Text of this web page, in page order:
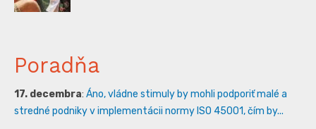
Poradňa
17. decembra: Áno, vládne stimuly by mohli podporiť malé a
stredné podniky v implementácii normy ISO 45001, čím by...